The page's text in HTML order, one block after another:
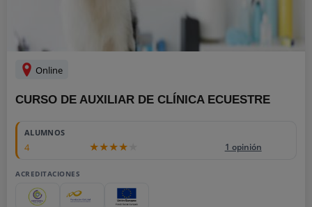
Online
CURSO DE AUXILIAR DE CLÍNICA ECUESTRE
ALUMNOS
4 1 opinión
ACREDITACIONES